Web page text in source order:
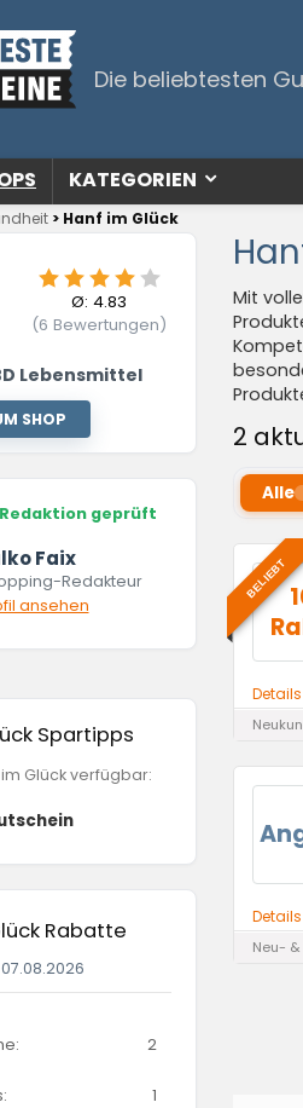
Die beliebtesten
KATEGORIEN
> Hanf im Glück
Mit
2
Lebensmittel
Ø: 4.83
(6 Bewertungen)
SHOP
geprüft
Faix
Redakteur
ansehen
Alle
BELIEBT
Details
Details
Neu-
Spartipps
Glück verfügbar:
Rabatte
2
1